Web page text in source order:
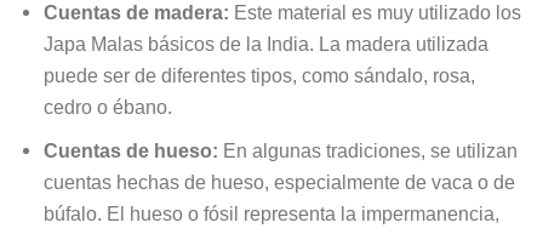
Cuentas de madera: Este material es muy utilizado los
Japa Malas básicos de la India. La madera utilizada
puede ser de diferentes tipos, como sándalo, rosa,
cedro o ébano.
Cuentas de hueso: En algunas tradiciones, se utilizan
cuentas hechas de hueso, especialmente de vaca o de
búfalo. El hueso o fósil representa la impermanencia,